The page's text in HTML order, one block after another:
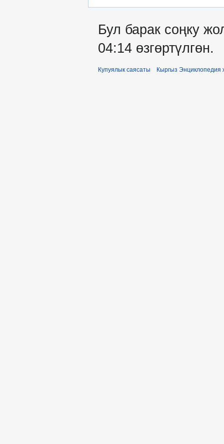
Бул барак соңку
04:14 өзгөртүлгөн.
Купуялык саясаты Кыргыз Энциклопедия